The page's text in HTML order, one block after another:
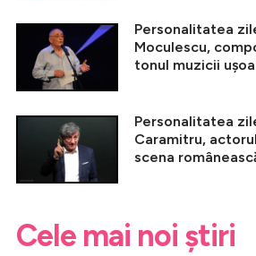
Personalitatea
Moculescu,
tonul muzicii
Personalitatea
Caramitru,
scena
Cele mai noi știri